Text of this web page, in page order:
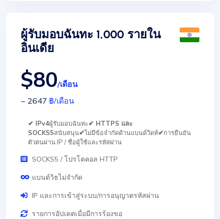
ผู้รับมอบฉันทะ 1,000 รายใน
อินเดีย
$80/เดือน
~ 2647 ฿/เดือน
✔ IPv4ผู้รับมอบฉันทะ✔ HTTPS และ
SOCKS5สนับสนุน✔ไม่มีข้อจำกัดด้านแบนด์วิดท์✔การยืนยัน
ตัวตนผ่าน IP / ชื่อผู้ใช้และรหัสผ่าน
SOCKS5 / โปรโตคอล HTTP
แบนด์วิธไม่จำกัด
IP และการเข้าสู่ระบบ/การอนุญาตรหัสผ่าน
รายการอัปเดตเมื่อมีการร้องขอ